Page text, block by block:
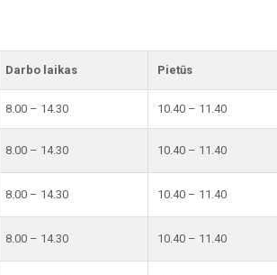
Darbo laikas Pietūs
8.00 – 14.30 10.40 – 11.40
8.00 – 14.30 10.40 – 11.40
8.00 – 14.30 10.40 – 11.40
8.00 – 14.30 10.40 – 11.40